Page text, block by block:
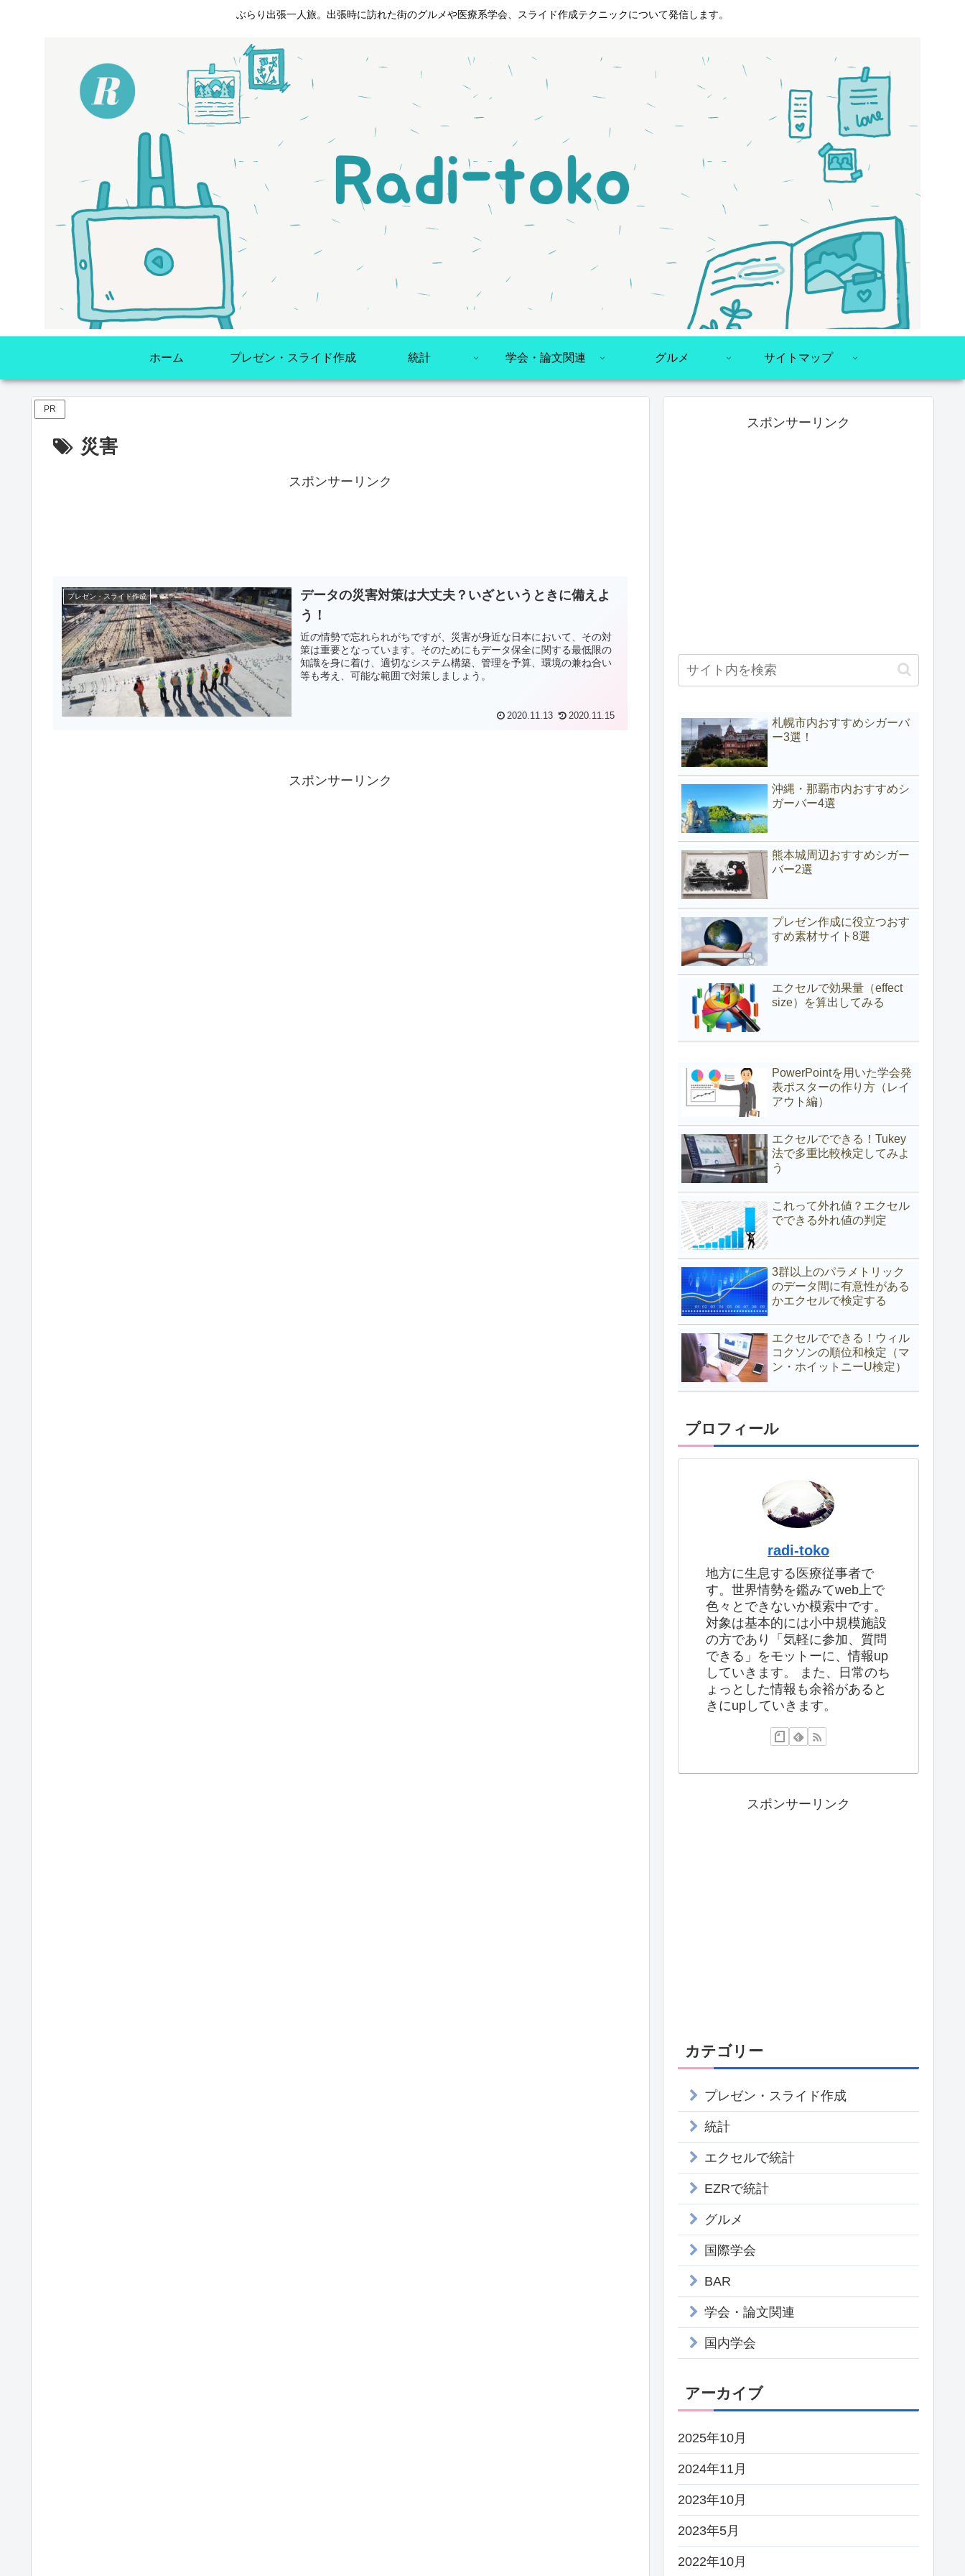
ぶらり出張一人旅。出張時に訪れた街のグルメや医療系学会、スライド作成テクニックについて発信します。
ホーム プレゼン・スライド作成 統計 学会・論文関連 グルメ サイトマップ
PR
災害
スポンサーリンク
プレゼン・スライド作成
データの災害対策は大丈夫？いざというときに備えよ
う！
近の情勢で忘れられがちですが、災害が身近な日本において、その対
策は重要となっています。そのためにもデータ保全に関する最低限の
知識を身に着け、適切なシステム構築、管理を予算、環境の兼ね合い
等も考え、可能な範囲で対策しましょう。
2020.11.13 2020.11.15
スポンサーリンク
スポンサーリンク
札幌市内おすすめシガーバ
ー3選！
沖縄・那覇市内おすすめシ
ガーバー4選
熊本城周辺おすすめシガー
バー2選
プレゼン作成に役立つおす
すめ素材サイト8選
エクセルで効果量（effect
size）を算出してみる
PowerPointを用いた学会発
表ポスターの作り方（レイ
アウト編）
エクセルでできる！Tukey
法で多重比較検定してみよ
う
これって外れ値？エクセル
でできる外れ値の判定
3群以上のパラメトリック
のデータ間に有意性がある
かエクセルで検定する
エクセルでできる！ウィル
コクソンの順位和検定（マ
ン・ホイットニーU検定）
プロフィール
radi-toko
地方に生息する医療従事者で
す。世界情勢を鑑みてweb上で
色々とできないか模索中です。
対象は基本的には小中規模施設
の方であり「気軽に参加、質問
できる」をモットーに、情報up
していきます。 また、日常のち
ょっとした情報も余裕があると
きにupしていきます。
スポンサーリンク
カテゴリー
プレゼン・スライド作成
統計
エクセルで統計
EZRで統計
グルメ
国際学会
BAR
学会・論文関連
国内学会
アーカイブ
2025年10月
2024年11月
2023年10月
2023年5月
2022年10月